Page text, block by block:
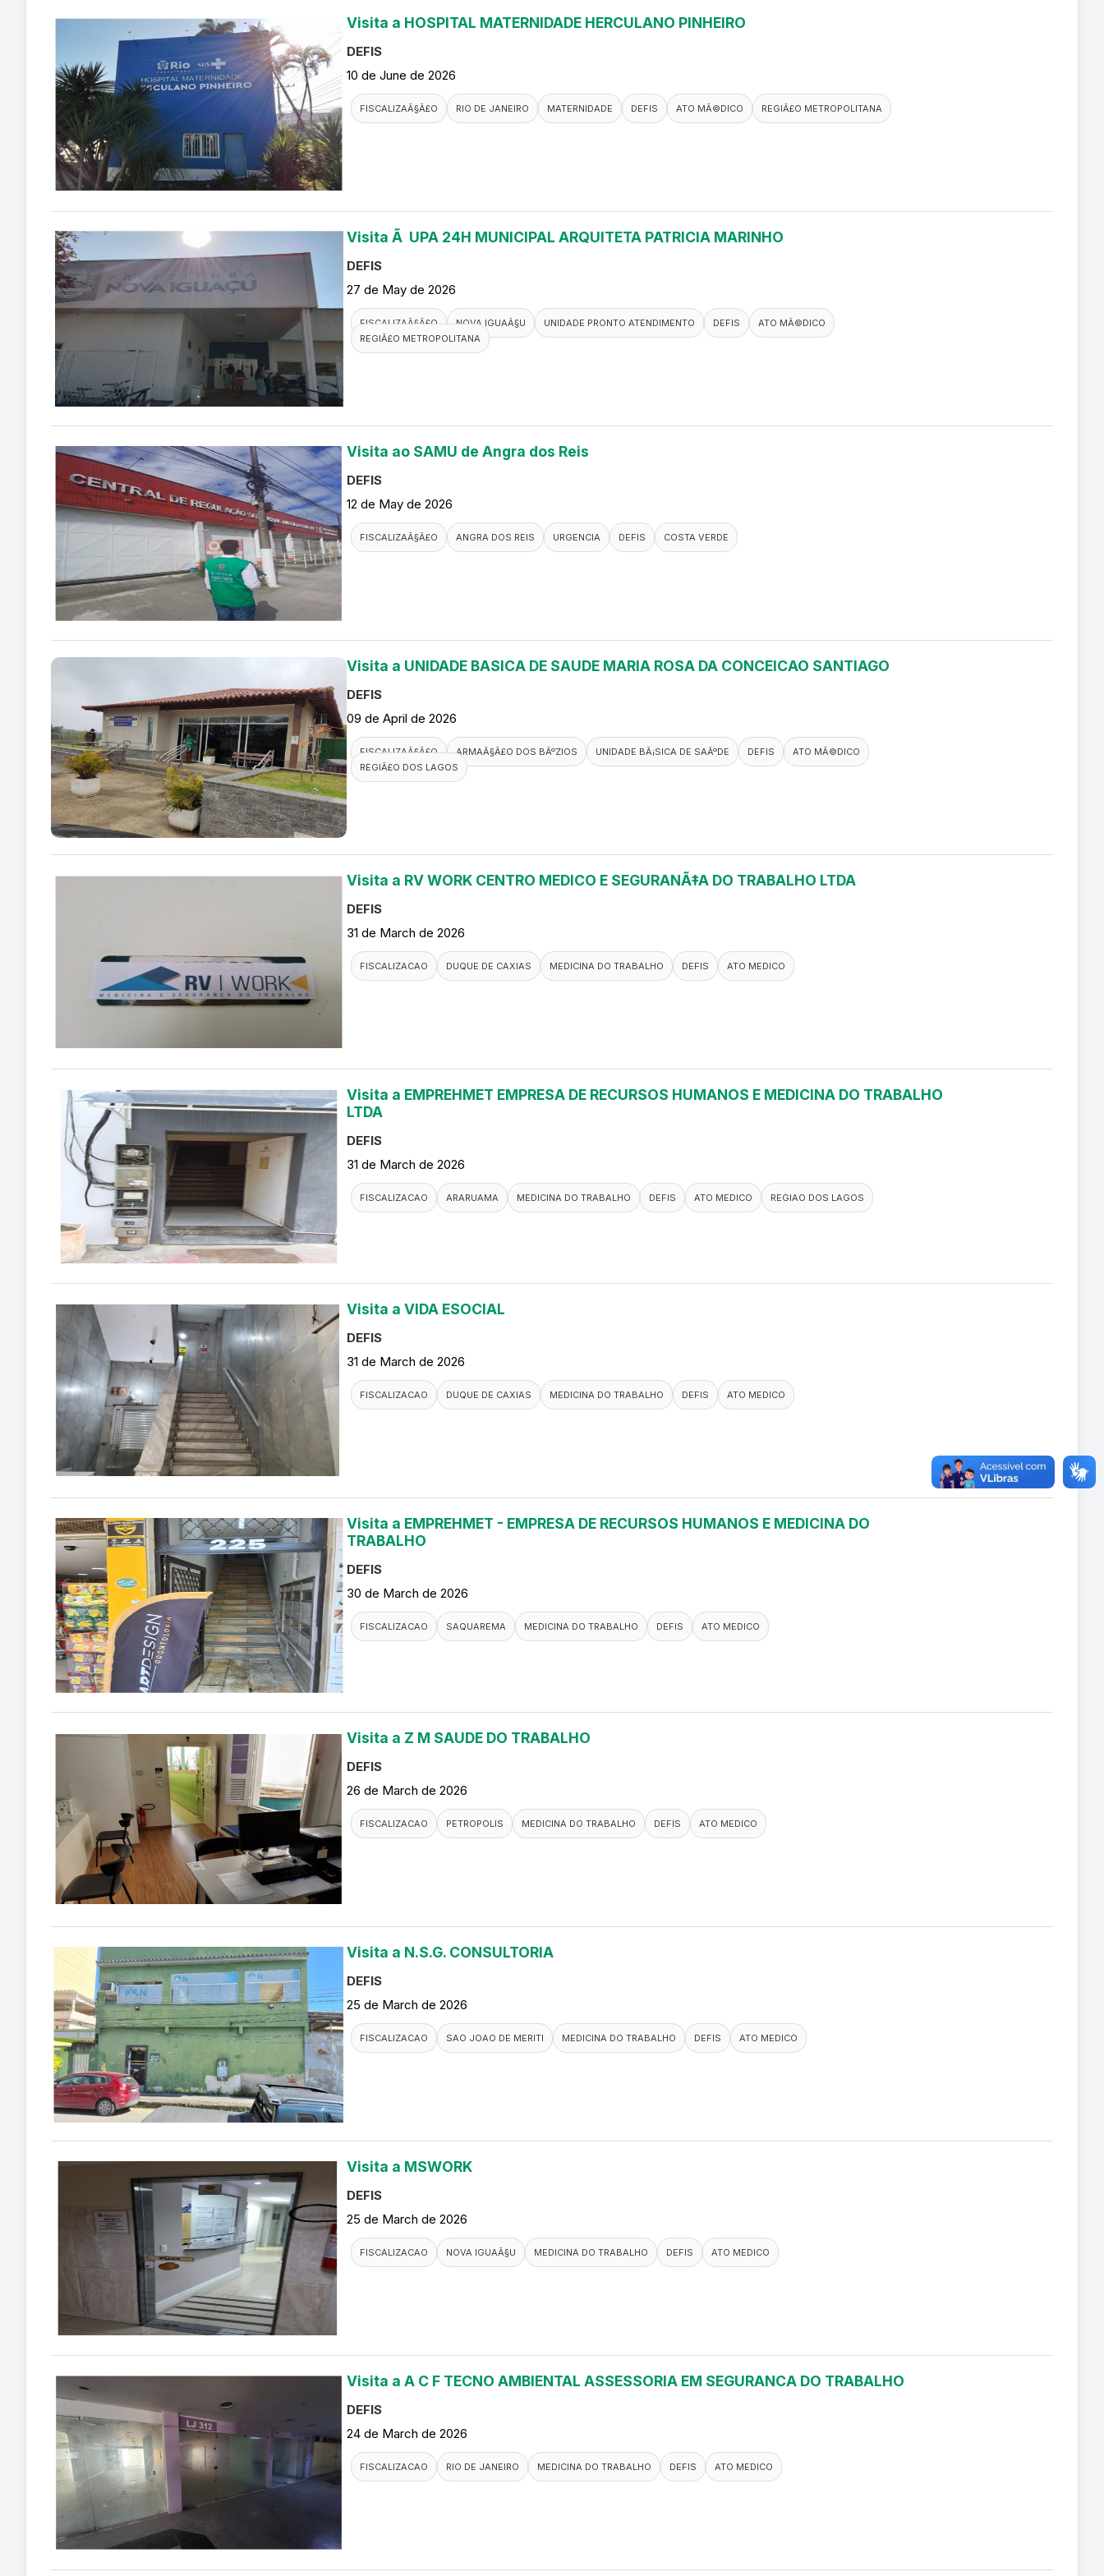
Visita a HOSPITAL MATERNIDADE HERCULANO PINHEIRO
DEFIS
10 de June de 2026
FISCALIZAÃ§Ã£O RIO DE JANEIRO MATERNIDADE DEFIS ATO MÃ©DICO REGIÃ£O METROPOLITANA
Visita Ã UPA 24H MUNICIPAL ARQUITETA PATRICIA MARINHO
DEFIS
27 de May de 2026
FISCALIZAÃ§Ã£O NOVA IGUAÃ§U UNIDADE PRONTO ATENDIMENTO DEFIS
ATO MÃ©DICO
REGIÃ£O METROPOLITANA
Visita ao SAMU de Angra dos Reis
DEFIS
12 de May de 2026
FISCALIZAÃ§Ã£O ANGRA DOS REIS URGENCIA DEFIS COSTA VERDE
Visita a UNIDADE BASICA DE SAUDE MARIA ROSA DA CONCEICAO SANTIAGO
DEFIS
09 de April de 2026
FISCALIZAÃ§Ã£O ARMAÃ§Ã£O DOS BÃºZIOS UNIDADE BÃ¡SICA DE SAÃºDE DEFIS
ATO MÃ©DICO
REGIÃ£O DOS LAGOS
Visita a RV WORK CENTRO MEDICO E SEGURANÃ‡A DO TRABALHO LTDA
DEFIS
31 de March de 2026
FISCALIZACAO DUQUE DE CAXIAS MEDICINA DO TRABALHO DEFIS ATO MEDICO
Visita a EMPREHMET EMPRESA DE RECURSOS HUMANOS E MEDICINA DO TRABALHO
LTDA
DEFIS
31 de March de 2026
FISCALIZACAO ARARUAMA MEDICINA DO TRABALHO DEFIS ATO MEDICO REGIAO DOS LAGOS
Visita a VIDA ESOCIAL
DEFIS
31 de March de 2026
FISCALIZACAO DUQUE DE CAXIAS MEDICINA DO TRABALHO DEFIS ATO MEDICO
Visita a EMPREHMET - EMPRESA DE RECURSOS HUMANOS E MEDICINA DO
TRABALHO
DEFIS
30 de March de 2026
FISCALIZACAO SAQUAREMA MEDICINA DO TRABALHO DEFIS ATO MEDICO
Visita a Z M SAUDE DO TRABALHO
DEFIS
26 de March de 2026
FISCALIZACAO PETROPOLIS MEDICINA DO TRABALHO DEFIS ATO MEDICO
Visita a N.S.G. CONSULTORIA
DEFIS
25 de March de 2026
FISCALIZACAO SAO JOAO DE MERITI MEDICINA DO TRABALHO DEFIS ATO MEDICO
Visita a MSWORK
DEFIS
25 de March de 2026
FISCALIZACAO NOVA IGUAÃ§U MEDICINA DO TRABALHO DEFIS ATO MEDICO
Visita a A C F TECNO AMBIENTAL ASSESSORIA EM SEGURANCA DO TRABALHO
DEFIS
24 de March de 2026
FISCALIZACAO RIO DE JANEIRO MEDICINA DO TRABALHO DEFIS ATO MEDICO